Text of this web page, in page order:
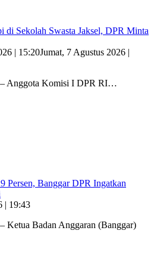
di Sekolah Swasta Jaksel, DPR Minta
| 15:20Jumat, 7 Agustus 2026 |
Anggota Komisi I DPR RI…
Persen, Banggar DPR Ingatkan
| 19:43
Ketua Badan Anggaran (Banggar)